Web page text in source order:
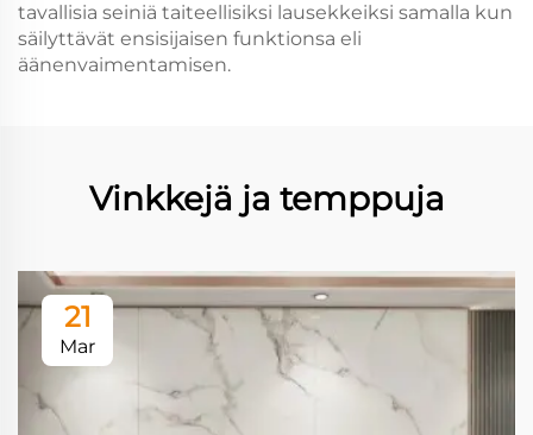
tavallisia seiniä taiteellisiksi lausekkeiksi samalla kun
säilyttävät ensisijaisen funktionsa eli
äänenvaimentamisen.
Vinkkejä ja temppuja
21
Mar